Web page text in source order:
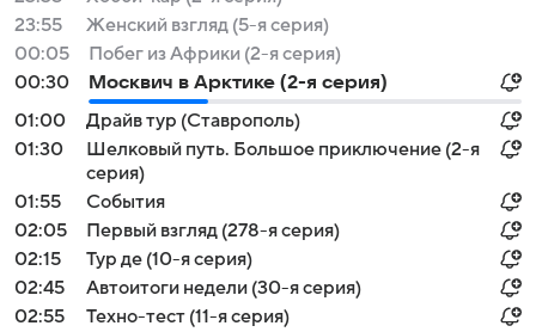
23:55
Женский взгляд (5-я серия)
00:05
Побег из Африки (2-я серия)
00:30
Москвич в Арктике (2-я серия)
01:00
Драйв тур (Ставрополь)
01:30
Шелковый путь. Большое приключение (2-я
серия)
01:55
События
02:05
Первый взгляд (278-я серия)
02:15
Тур де (10-я серия)
02:45
Автоитоги недели (30-я серия)
02:55
Техно-тест (11-я серия)